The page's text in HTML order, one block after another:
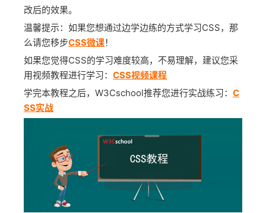
改后的效果。
温馨提示：如果您想通过边学边练的方式学习CSS，那
么请您移步CSS微课！
如果您觉得CSS的学习难度较高，不易理解，建议您采
用视频教程进行学习： CSS视频课程
学完本教程之后，W3Cschool推荐您进行实战练习： C
SS实战